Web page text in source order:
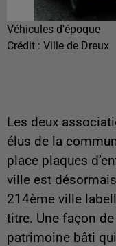
Véhicules d'époque
Crédit : Ville de Dreux
Les deux
élus de la
place plaques
ville est
214ème ville
titre. Une façon de
patrimoine bâti